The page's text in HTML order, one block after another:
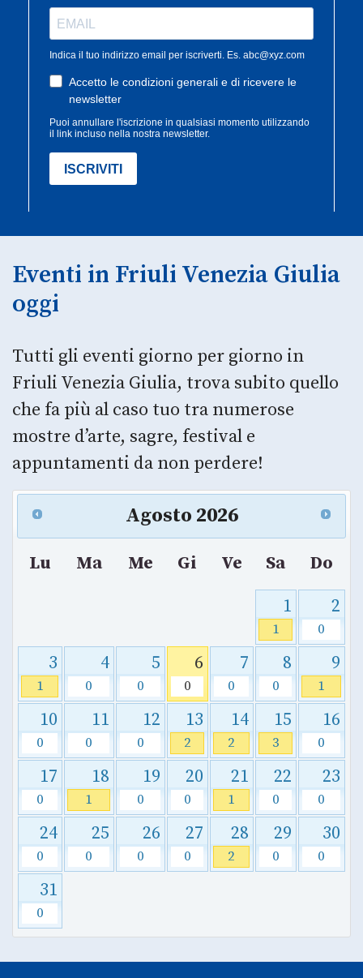
Eventi in Friuli Venezia Giulia
oggi
Tutti gli eventi giorno per giorno in
Friuli Venezia Giulia, trova subito quello
che fa più al caso tuo tra numerose
mostre d’arte, sagre, festival e
appuntamenti da non perdere!
Agosto 2026
Lu Ma Me Gi Ve Sa
Do
1
1
2
0
3
1
4
0
5
0
6
0
7
0
8
0
9
1
10
0
11
0
12
0
13
2
14
2
15
3
16
0
17
0
18
1
19
0
20
0
21
1
22
0
23
0
24
0
25
0
26
0
27
0
28
2
29
0
30
0
31
0